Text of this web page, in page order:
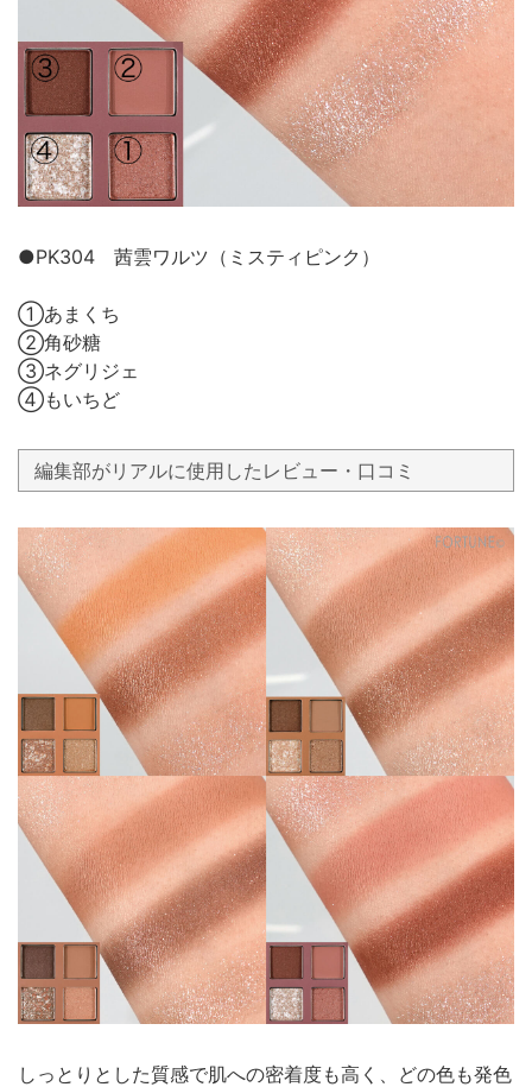
●PK304 茜雲ワルツ（ミスティピンク）
①あまくち
②角砂糖
③ネグリジェ
④もいちど
編集部がリアルに使用したレビュー・口コミ
しっとりとした質感で肌への密着度も高く、どの色も発色